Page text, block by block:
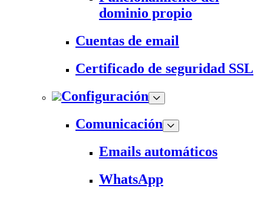
dominio propio
Cuentas de email
Certificado de seguridad SSL
Configuración
Comunicación
Emails automáticos
WhatsApp